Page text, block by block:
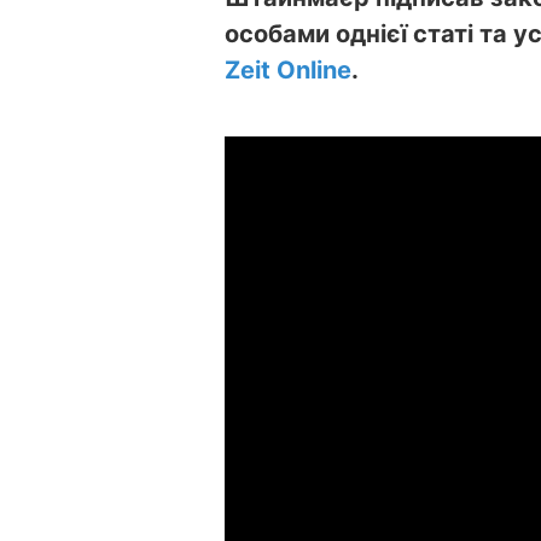
особами однієї статі та
Zeit Online.